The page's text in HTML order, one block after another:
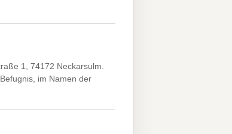
1, 74172 Neckarsulm.
im Namen der